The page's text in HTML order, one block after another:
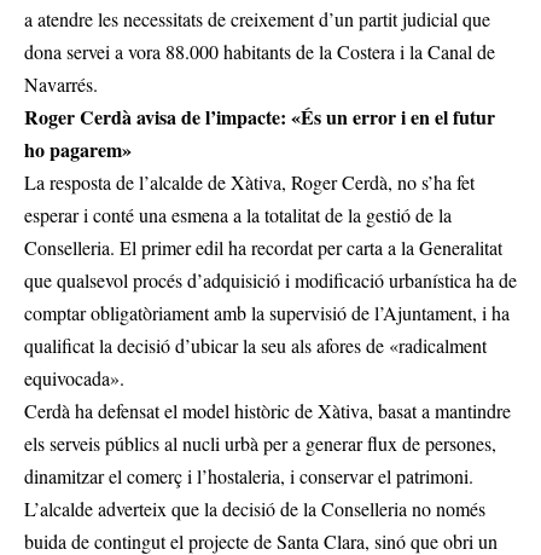
a atendre les necessitats de creixement d’un partit judicial que
dona servei a vora 88.000 habitants de la Costera i la Canal de
Navarrés.
Roger Cerdà avisa de l’impacte: «És un error i en el futur
ho pagarem»
La resposta de l’alcalde de Xàtiva, Roger Cerdà, no s’ha fet
esperar i conté una esmena a la totalitat de la gestió de la
Conselleria. El primer edil ha recordat per carta a la Generalitat
que qualsevol procés d’adquisició i modificació urbanística ha de
comptar obligatòriament amb la supervisió de l’Ajuntament, i ha
qualificat la decisió d’ubicar la seu als afores de «radicalment
equivocada».
Cerdà ha defensat el model històric de Xàtiva, basat a mantindre
els serveis públics al nucli urbà per a generar flux de persones,
dinamitzar el comerç i l’hostaleria, i conservar el patrimoni.
L’alcalde adverteix que la decisió de la Conselleria no només
buida de contingut el projecte de Santa Clara, sinó que obri un